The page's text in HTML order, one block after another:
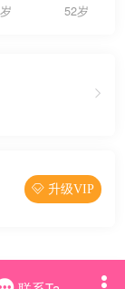
52岁
 升级VIP